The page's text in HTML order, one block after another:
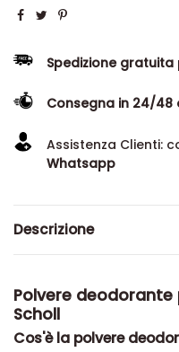
Spedizione gratuita
Consegna in 24/48
Assistenza Clienti:
Whatsapp
Descrizione
Polvere deodorante
Scholl
Cos'è la polvere